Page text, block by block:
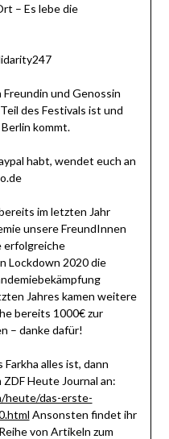
– Es lebe die
und Genossin
des Festivals ist und
kommt.
habt, wendet euch an
im letzten Jahr
unsere FreundInnen
erfolgreiche
Lockdown 2020 die
Jahres kamen weitere
bereits 1000€ zur
– danke dafür!
alles ist, dann
Heute Journal an:
heute/das-erste-
Ansonsten findet ihr
von Artikeln zum